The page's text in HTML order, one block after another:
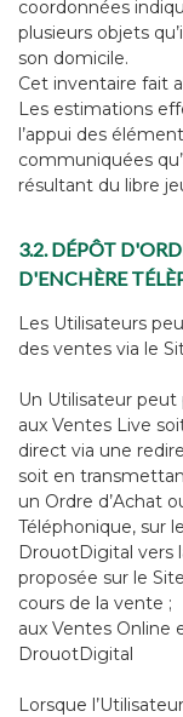
coordonnées
plusieurs objets
son domicile.
Cet inventaire fait
Les estimations
l’appui des
communiquées
résultant du libre
3.2. DÉPÔT
D'ENCHÈRE
Les Utilisateurs
des ventes via le
Un Utilisateur peut
aux Ventes Live
direct via une
soit en
un Ordre d’Achat
Téléphonique, sur
DrouotDigital vers
proposée sur le
cours de la vente ;
aux Ventes Online
DrouotDigital
Lorsque